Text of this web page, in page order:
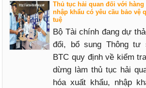
Thủ tục hải quan đối với hàng
nhập khẩu có yêu cầu bảo vệ
tuệ
Bộ Tài chính đang dự
đổi, bổ sung Thông tư
BTC quy định về kiểm
dừng làm thủ tục hải
hóa xuất khẩu, nhập